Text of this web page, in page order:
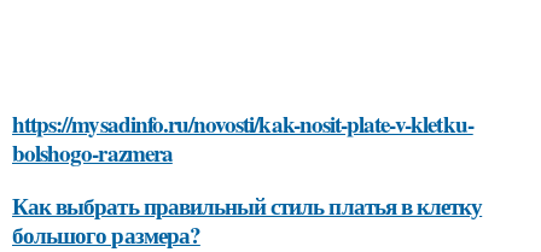
https://mysadinfo.ru/novosti/kak-nosit-plate-v-kletku-
bolshogo-razmera
Как выбрать правильный стиль платья в клетку
большого размера?